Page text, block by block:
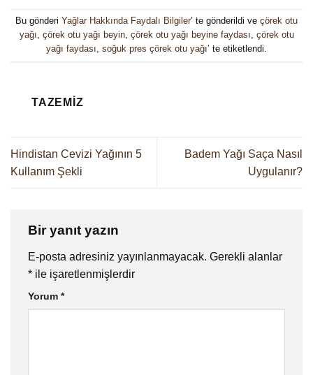
Bu gönderi Yağlar Hakkında Faydalı Bilgiler’ te gönderildi ve çörek otu
yağı, çörek otu yağı beyin, çörek otu yağı beyine faydası, çörek otu
yağı faydası, soğuk pres çörek otu yağı’ te etiketlendi.
TAZEMIZ
Hindistan Cevizi Yağının 5
Kullanım Şekli
Badem Yağı Saça Nasıl
Uygulanır?
Bir yanıt yazın
E-posta adresiniz yayınlanmayacak. Gerekli alanlar
* ile işaretlenmişlerdir
Yorum *